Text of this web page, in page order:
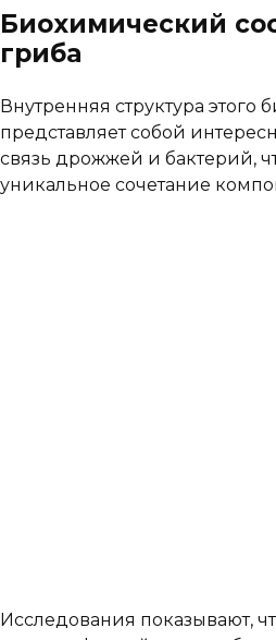
Биохимический
гриба
Внутренняя структура этого
представляет собой
связь дрожжей и бактерий,
уникальное сочетание
Исследования показывают,